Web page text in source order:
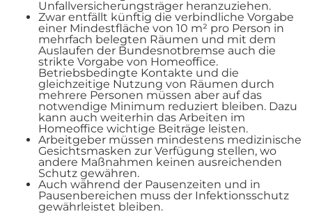
Unfallversicherungsträger heranzuziehen.
Zwar entfällt künftig die verbindliche Vorgabe
einer Mindestfläche von 10 m² pro Person in
mehrfach belegten Räumen und mit dem
Auslaufen der Bundesnotbremse auch die
strikte Vorgabe von Homeoffice.
Betriebsbedingte Kontakte und die
gleichzeitige Nutzung von Räumen durch
mehrere Personen müssen aber auf das
notwendige Minimum reduziert bleiben. Dazu
kann auch weiterhin das Arbeiten im
Homeoffice wichtige Beiträge leisten.
Arbeitgeber müssen mindestens medizinische
Gesichtsmasken zur Verfügung stellen, wo
andere Maßnahmen keinen ausreichenden
Schutz gewähren.
Auch während der Pausenzeiten und in
Pausenbereichen muss der Infektionsschutz
gewährleistet bleiben.